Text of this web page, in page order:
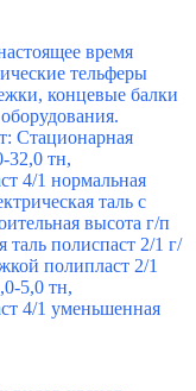
время
тельферы
концевые балки
Стационарная
32,0 тн,
4/1 нормальная
таль с
высота г/п
таль полиспаст 2/1 г/
полипласт 2/1
5,0 тн,
4/1 уменьшенная